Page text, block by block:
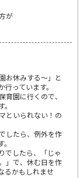
が
お休みする～」と
っています。
園に行くので、
といられない！の
したら、例外を作
でしたら、「じゃ
」で、休む日を作
るかもしれませ